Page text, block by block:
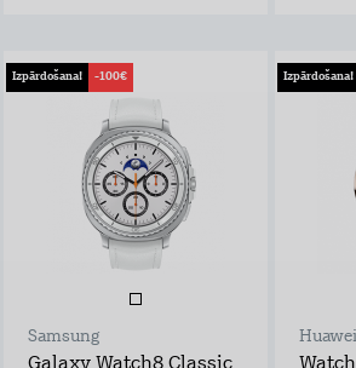
Izpārdošana! -100€
Samsung
Izpārdošana!
Huawei